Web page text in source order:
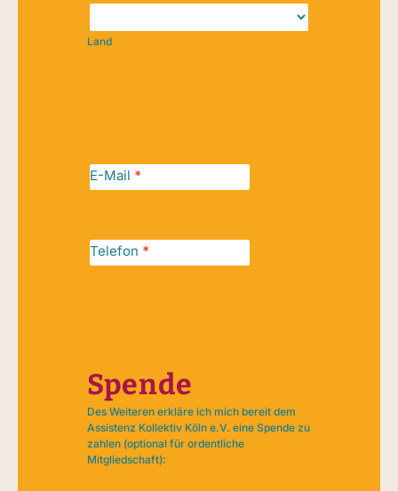
Land
Land
E-Mail *
Telefon *
Spende
Des Weiteren erkläre ich mich bereit dem
Assistenz Kollektiv Köln e.V. eine Spende zu
zahlen (optional für ordentliche
Mitgliedschaft):